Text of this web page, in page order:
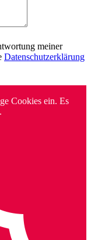
meiner
Datenschutzerklärung
Cookies ein. Es